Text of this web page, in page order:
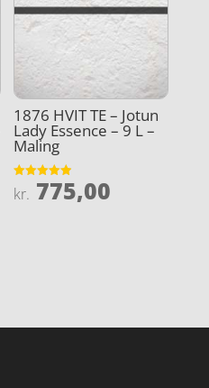
1876 HVIT TE – Jotun
Lady Essence – 9 L –
Maling
Vurderet
4.9
kr. 775,00